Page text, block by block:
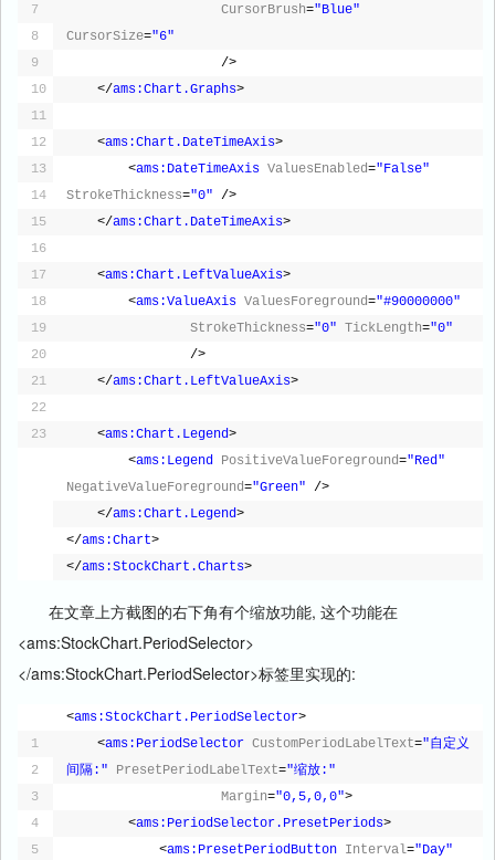
7
8
9
10
11
12
13
14
15
16
17
18
19
20
21
22
23
CursorBrush="Blue"
CursorSize="6"
/>
</ams:Chart.Graphs>
<ams:Chart.DateTimeAxis>
<ams:DateTimeAxis ValuesEnabled="False"
StrokeThickness="0" />
</ams:Chart.DateTimeAxis>
<ams:Chart.LeftValueAxis>
<ams:ValueAxis ValuesForeground="#90000000"
StrokeThickness="0" TickLength="0"
/>
</ams:Chart.LeftValueAxis>
<ams:Chart.Legend>
<ams:Legend PositiveValueForeground="Red"
NegativeValueForeground="Green" />
</ams:Chart.Legend>
</ams:Chart>
</ams:StockChart.Charts>
在文章上方截图的右下角有个缩放功能, 这个功能在
<ams:StockChart.PeriodSelector>
</ams:StockChart.PeriodSelector>标签里实现的:
1
2
3
4
5
<ams:StockChart.PeriodSelector>
<ams:PeriodSelector CustomPeriodLabelText="自定义
间隔:"
PresetPeriodLabelText="缩放:"
Margin="0,5,0,0">
<ams:PeriodSelector.PresetPeriods>
<ams:PresetPeriodButton Interval="Day"